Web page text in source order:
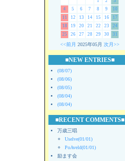
4
5 6 7 8 9
10
11
12 13 14 15 16
17
18
19 20 21 22 23
24
25
26 27 28 29 30 31
<<前月 2025年05月 次月>>
■NEW ENTRIES■
(08/07)
(08/06)
(08/05)
(08/04)
(08/04)
■RECENT COMMENTS■
万歳三唱
Uselve(01/01)
PoAveld(01/01)
励ます会